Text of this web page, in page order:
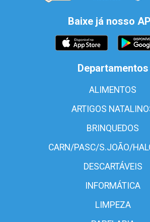
Baixe já nosso
Departamentos
ALIMENTOS
ARTIGOS
BRINQUEDOS
CARN/PASC/S.JOÃO/
DESCARTÁVEIS
INFORMÁTICA
LIMPEZA